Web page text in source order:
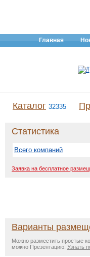
Главная
Каталог 32335
Статистика
Всего компаний
Заявка на бесплатное
Варианты
Можно разместить простые
можно Презентацию. Узнать